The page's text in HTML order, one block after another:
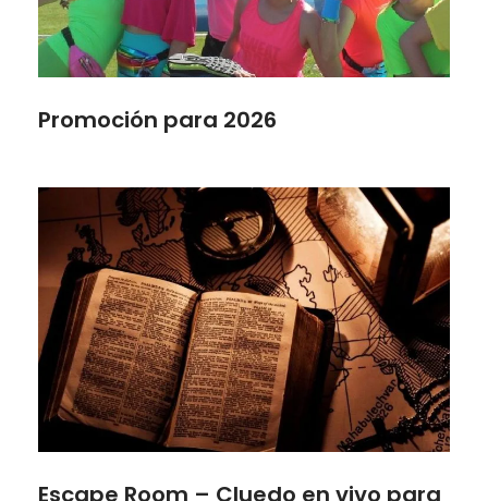
Promoción para 2026
Escape Room – Cluedo en vivo para